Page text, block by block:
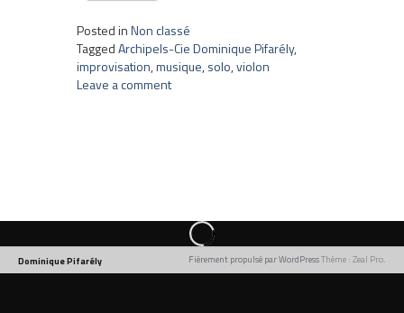
Posted inNon classé
TaggedArchipels-Cie Dominique Pifarély,
improvisation,musique,solo,violon
Leave a comment
Dominique Pifarély Fièrement propulsé par WordPressThème : Zeal Pro.